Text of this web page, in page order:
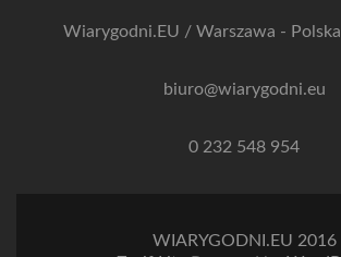
Wiarygodni.EU / Warszawa - Polska
biuro@wiarygodni.eu
0 232 548 954
WIARYGODNI.EU 2016